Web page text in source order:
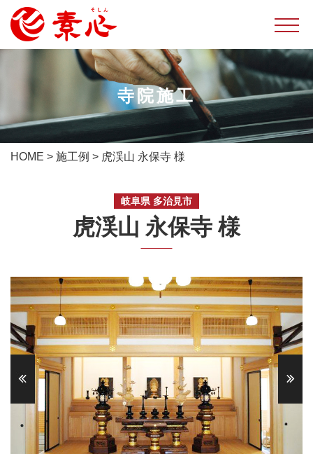
寺院施工
HOME > 施工例 > 虎渓山 永保寺 様
岐阜県 多治見市
虎渓山 永保寺 様